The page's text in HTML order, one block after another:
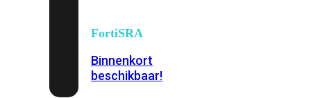
FortiSRA
Binnenkort
beschikbaar!